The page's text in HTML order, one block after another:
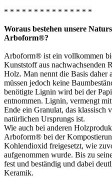
* * * * * * * * * * * * * * *
Woraus bestehen unsere
Arboform®?
Arboform® ist ein vollkommen
Kunststoff aus nachwachsenden
Holz. Man nennt die Basis
müssen jedoch keine
benötigte Lignin wird bei der
entnommen. Lignin, vermengt
Ende ein Granulat, das klassisch
natürlichen Ursprungs ist.
Wie auch bei anderen
Arboform® bei der
Kohlendioxid freigesetzt, wie
aufgenommen wurde. Bis zu
fest und beständig und dabei
Keramik.